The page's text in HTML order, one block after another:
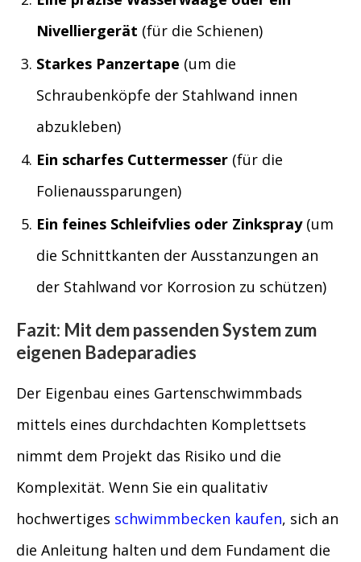
Nivelliergerät (für die Schienen)
Starkes Panzertape (um die
Schraubenköpfe der Stahlwand innen
abzukleben)
Ein scharfes Cuttermesser (für die
Folienaussparungen)
Ein feines Schleifvlies oder Zinkspray(um
die Schnittkanten der Ausstanzungen an
der Stahlwand vor Korrosion zu schützen)
Fazit: Mit dem passenden System zum
eigenen Badeparadies
Der Eigenbau eines Gartenschwimmbads
mittels eines durchdachten Komplettsets
nimmt dem Projekt das Risiko und die
Komplexität. Wenn Sie ein qualitativ
hochwertiges schwimmbecken kaufen, sich an
die Anleitung halten und dem Fundament die